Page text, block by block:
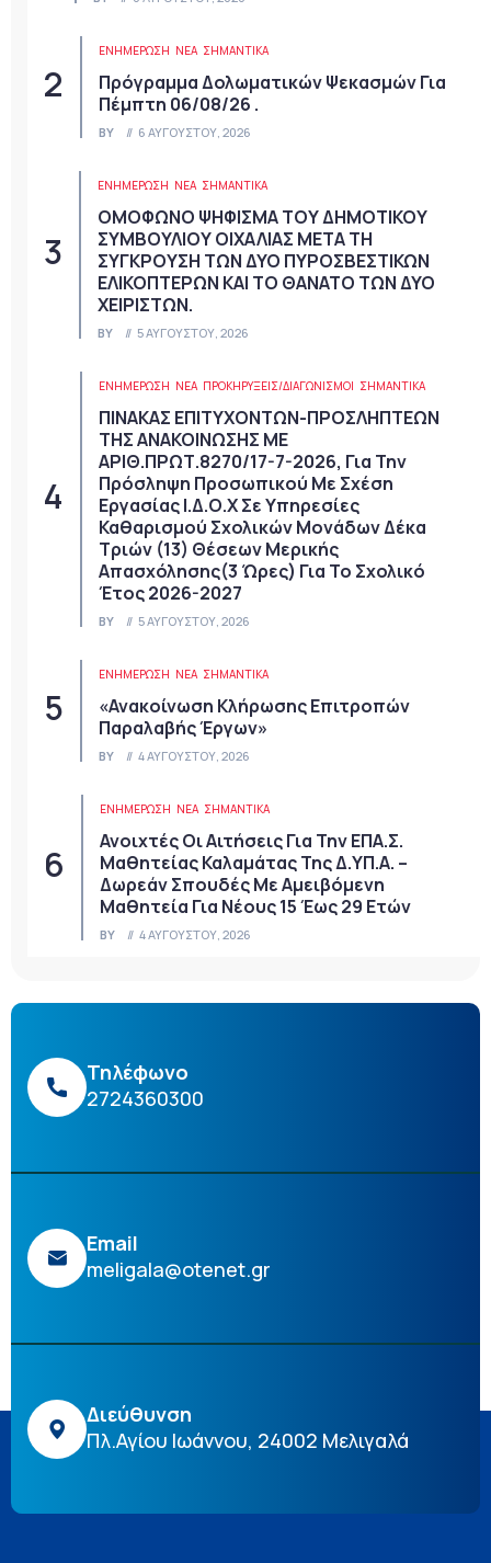
ΕΝΗΜΕΡΩΣΗ ΝΈΑ ΣΗΜΑΝΤΙΚΆ
Πρόγραμμα Δολωματικών Ψεκασμών Για
Πέμπτη 06/08/26 .
BY 6 ΑΥΓΟΎΣΤΟΥ, 2026
ΕΝΗΜΕΡΩΣΗ ΝΈΑ ΣΗΜΑΝΤΙΚΆ
ΟΜΟΦΩΝΟ ΨΗΦΙΣΜΑ ΤΟΥ ΔΗΜΟΤΙΚΟΥ
ΣΥΜΒΟΥΛΙΟΥ ΟΙΧΑΛΙΑΣ ΜΕΤΑ ΤΗ
ΣΥΓΚΡΟΥΣΗ ΤΩΝ ΔΥΟ ΠΥΡΟΣΒΕΣΤΙΚΩΝ
ΕΛΙΚΟΠΤΕΡΩΝ ΚΑΙ ΤΟ ΘΑΝΑΤΟ ΤΩΝ ΔΥΟ
ΧΕΙΡΙΣΤΩΝ.
BY 5 ΑΥΓΟΎΣΤΟΥ, 2026
ΕΝΗΜΕΡΩΣΗ ΝΈΑ ΠΡΟΚΗΡΎΞΕΙΣ/ΔΙΑΓΩΝΙΣΜΟΊ ΣΗΜΑΝΤΙΚΆ
ΠΙΝΑΚΑΣ ΕΠΙΤΥΧΟΝΤΩΝ-ΠΡΟΣΛΗΠΤΕΩΝ
ΤΗΣ ΑΝΑΚΟΙΝΩΣΗΣ ΜΕ
ΑΡΙΘ.ΠΡΩΤ.8270/17-7-2026, Για Την
Πρόσληψη Προσωπικού Με Σχέση
Εργασίας Ι.Δ.Ο.Χ Σε Υπηρεσίες
Καθαρισμού Σχολικών Μονάδων Δέκα
Τριών (13) Θέσεων Μερικής
Απασχόλησης(3 Ώρες) Για Το Σχολικό
Έτος 2026-2027
BY 5 ΑΥΓΟΎΣΤΟΥ, 2026
ΕΝΗΜΕΡΩΣΗ ΝΈΑ ΣΗΜΑΝΤΙΚΆ
«Ανακοίνωση Κλήρωσης Επιτροπών
Παραλαβής Έργων»
BY 4 ΑΥΓΟΎΣΤΟΥ, 2026
ΕΝΗΜΕΡΩΣΗ ΝΈΑ ΣΗΜΑΝΤΙΚΆ
Ανοιχτές Οι Αιτήσεις Για Την ΕΠΑ.Σ.
Μαθητείας Καλαμάτας Της Δ.ΥΠ.Α. –
Δωρεάν Σπουδές Με Αμειβόμενη
Μαθητεία Για Νέους 15 Έως 29 Ετών
BY 4 ΑΥΓΟΎΣΤΟΥ, 2026
Τηλέφωνο
2724360300
Email
meligala@otenet.gr
Διεύθυνση
Πλ.Αγίου Ιωάννου, 24002 Μελιγαλά